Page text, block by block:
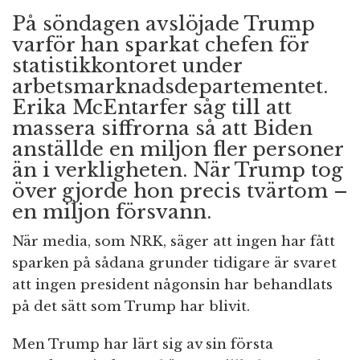
På söndagen avslöjade Trump
varför han sparkat chefen för
statistikkontoret under
arbetsmarknadsdepartementet.
Erika McEntarfer såg till att
massera siffrorna så att Biden
anställde en miljon fler personer
än i verkligheten. När Trump tog
över gjorde hon precis tvärtom –
en miljon försvann.
När media, som NRK, säger att ingen har fått
sparken på sådana grunder tidigare är svaret
att ingen president någonsin har behandlats
på det sätt som Trump har blivit.
Men Trump har lärt sig av sin första